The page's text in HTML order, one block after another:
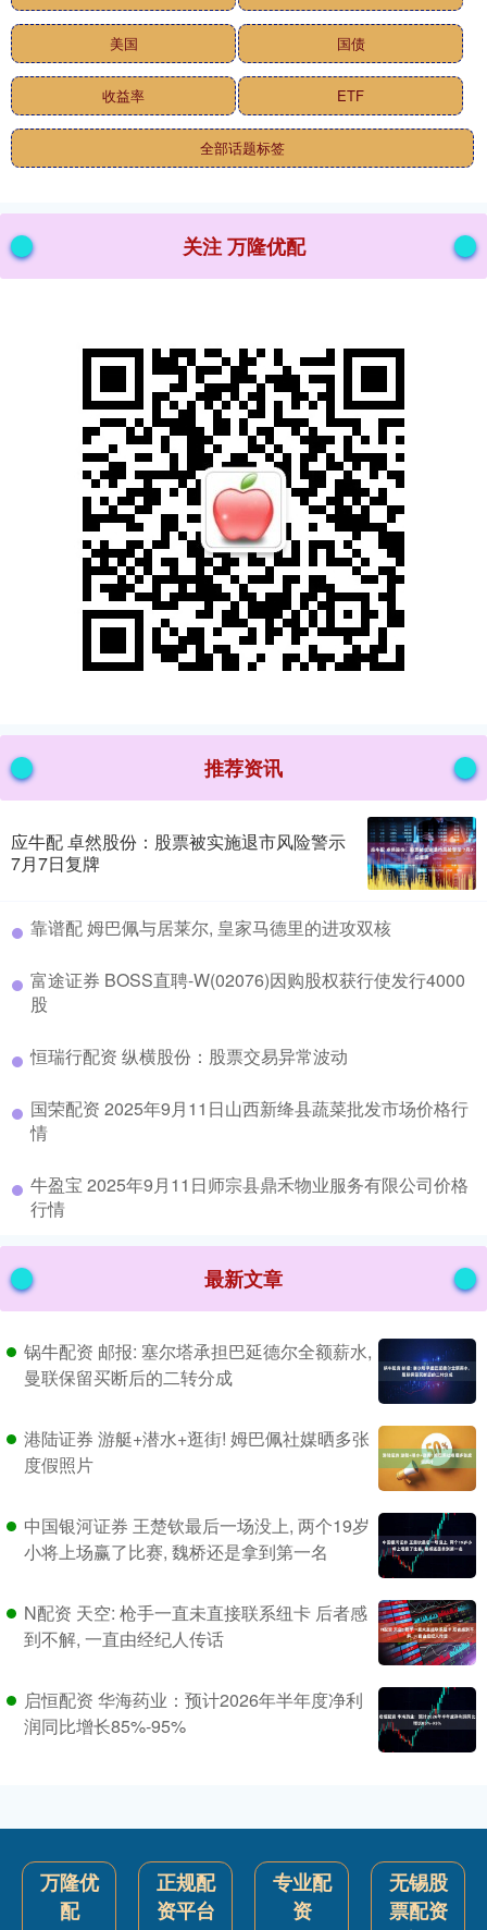
美国 国债
收益率 ETF
全部话题标签
关注 万隆优配
推荐资讯
应牛配 卓然股份：股票被实施退市风险警示
7月7日复牌
​靠谱配 姆巴佩与居莱尔, 皇家马德里的进攻双核
​富途证券 BOSS直聘-W(02076)因购股权获行使发行4000
股
​恒瑞行配资 纵横股份：股票交易异常波动
​国荣配资 2025年9月11日山西新绛县蔬菜批发市场价格行
情
​牛盈宝 2025年9月11日师宗县鼎禾物业服务有限公司价格
行情
最新文章
锅牛配资 邮报: 塞尔塔承担巴延德尔全额薪水,
曼联保留买断后的二转分成
港陆证券 游艇+潜水+逛街! 姆巴佩社媒晒多张
度假照片
中国银河证券 王楚钦最后一场没上, 两个19岁
小将上场赢了比赛, 魏桥还是拿到第一名
N配资 天空: 枪手一直未直接联系纽卡 后者感
到不解, 一直由经纪人传话
启恒配资 华海药业：预计2026年半年度净利
润同比增长85%-95%
万隆优
配
正规配
资平台
专业配
资
无锡股
票配资